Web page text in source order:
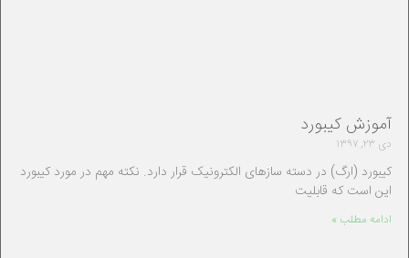
آموزش کیبورد
دی ۲۳, ۱۳۹۷
کیبورد (ارگ) در دسته سازهای الکترونیک قرار دارد. نکته مهم در مورد کیبورد
این است که قابلیت
ادامه مطلب »